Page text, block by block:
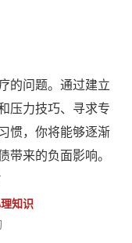
的问题。通过建立
压力技巧、寻求专
惯，你将能够逐渐
带来的负面影响。
知识